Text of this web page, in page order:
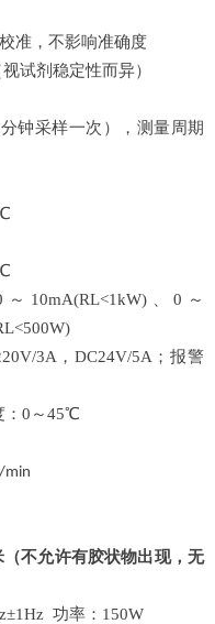
准，不影响准确度
视试剂稳定性而异）
分钟采样一次），测量周期
～10mA(RL<1kW)、0～
W)
3A，DC24V/5A；报警
：0～45℃
min
（不允许有胶状物出现，无
功率：150W